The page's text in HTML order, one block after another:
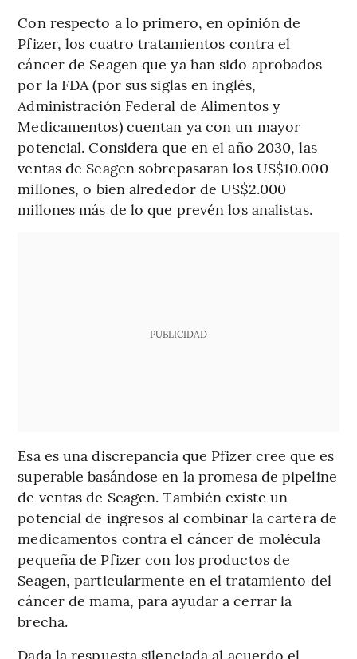
Con respecto a lo primero, en opinión de
Pfizer, los cuatro tratamientos contra el
cáncer de Seagen que ya han sido aprobados
por la FDA (por sus siglas en inglés,
Administración Federal de Alimentos y
Medicamentos) cuentan ya con un mayor
potencial. Considera que en el año 2030, las
ventas de Seagen sobrepasaran los US$10.000
millones, o bien alrededor de US$2.000
millones más de lo que prevén los analistas.
PUBLICIDAD
Esa es una discrepancia que Pfizer cree que es
superable basándose en la promesa de pipeline
de ventas de Seagen. También existe un
potencial de ingresos al combinar la cartera de
medicamentos contra el cáncer de molécula
pequeña de Pfizer con los productos de
Seagen, particularmente en el tratamiento del
cáncer de mama, para ayudar a cerrar la
brecha.
Dada la respuesta silenciada al acuerdo el